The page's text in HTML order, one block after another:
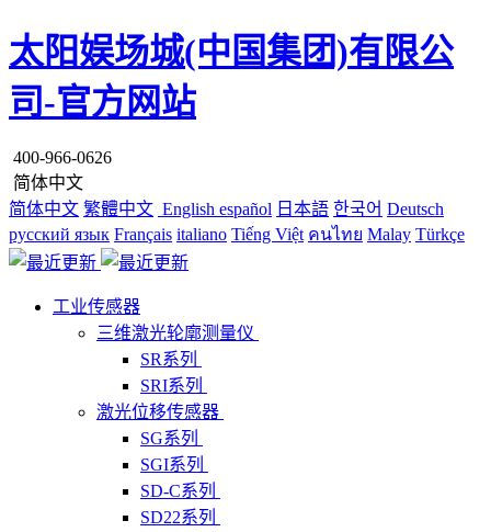
太阳娱场城(中国集团)有限公
司-官方网站
400-966-0626
简体中文
简体中文 繁體中文 English español 日本語 한국어 Deutsch
русский язык Français italiano Tiếng Việt คนไทย Malay Türkçe
工业传感器
三维激光轮廓测量仪
SR系列
SRI系列
激光位移传感器
SG系列
SGI系列
SD-C系列
SD22系列